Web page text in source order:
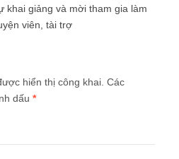
khai giảng và mời tham gia làm
viên, tài trợ
hiển thị công khai. Các
dấu *